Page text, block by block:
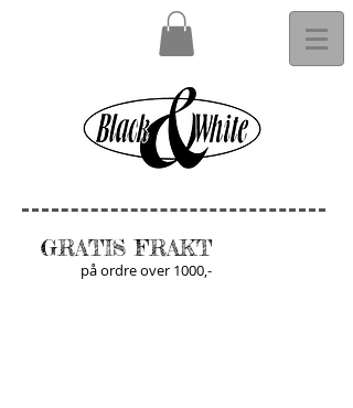
GRATIS FRAKT
på ordre over 1000,-